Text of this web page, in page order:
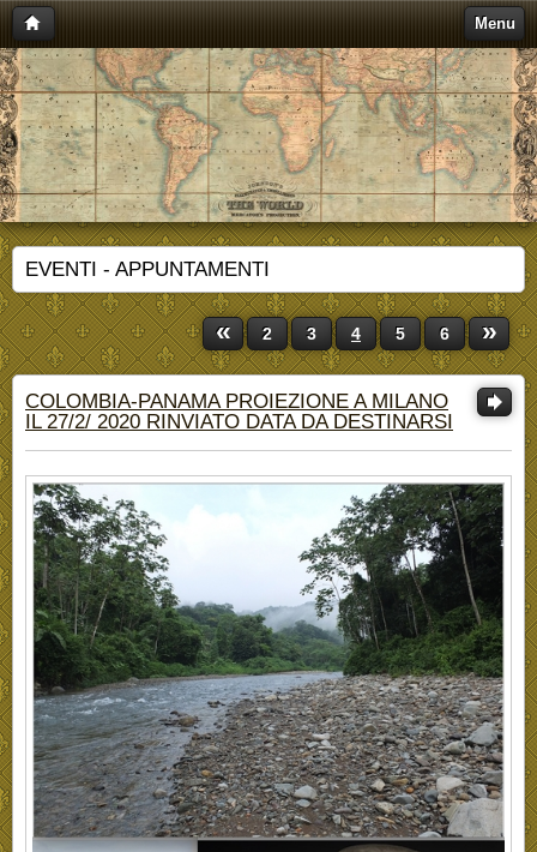
Menu
EVENTI - APPUNTAMENTI
« 2 3 4 5 6 »
COLOMBIA-PANAMA PROIEZIONE A MILANO
IL 27/2/ 2020 RINVIATO DATA DA DESTINARSI